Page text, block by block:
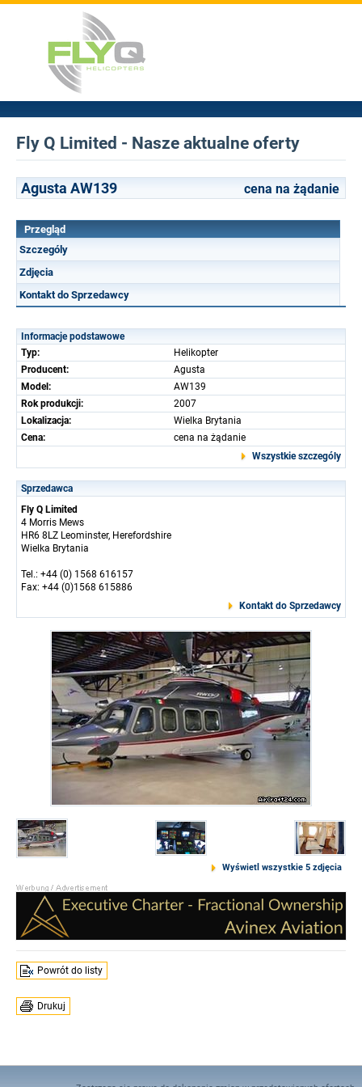
Fly Q Limited - Nasze aktualne oferty
Agusta AW139 cena na żądanie
Przegląd
Szczególy
Zdjęcia
Kontakt do Sprzedawcy
Informacje podstawowe
Typ:
Helikopter
Producent:
Agusta
Model:
AW139
Rok produkcji:
2007
Lokalizacja:
Wielka Brytania
Cena:
cena na żądanie
Wszystkie szczególy
Sprzedawca
Fly Q Limited
4 Morris Mews
HR6 8LZ Leominster, Herefordshire
Wielka Brytania
Tel.: +44 (0) 1568 616157
Fax: +44 (0)1568 615886
Kontakt do Sprzedawcy
Wyświetl wszystkie 5 zdjęcia
Powrót do listy
Drukuj